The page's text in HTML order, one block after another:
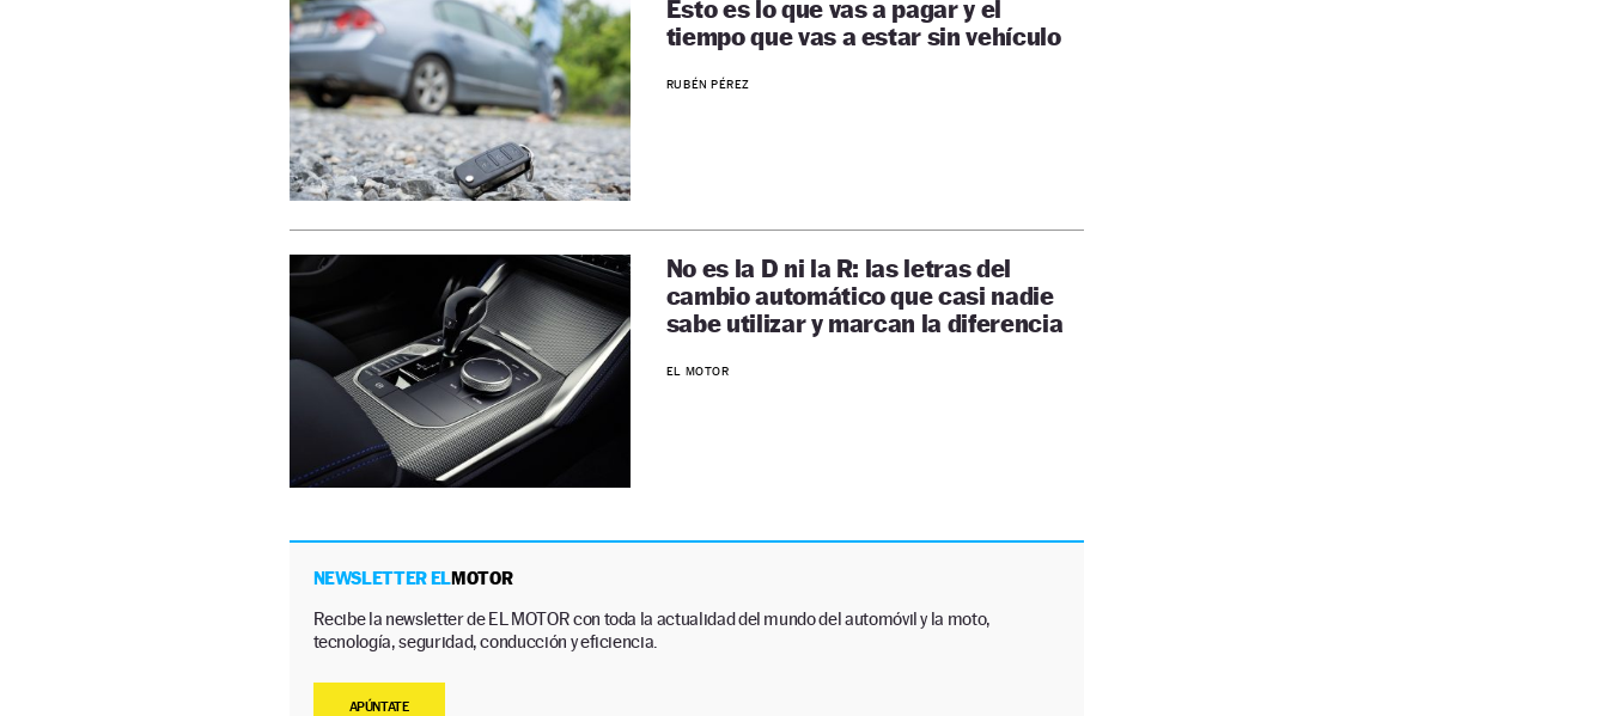
Esto es lo que vas a pagar y el
tiempo que vas a estar sin vehículo
RUBÉN PÉREZ
No es la D ni la R: las letras del
cambio automático que casi nadie
sabe utilizar y marcan la diferencia
EL MOTOR
NEWSLETTER ELMOTOR
Recibe la newsletter de EL MOTOR con toda la actualidad del mundo del automóvil y la moto,
tecnología, seguridad, conducción y eficiencia.
APÚNTATE